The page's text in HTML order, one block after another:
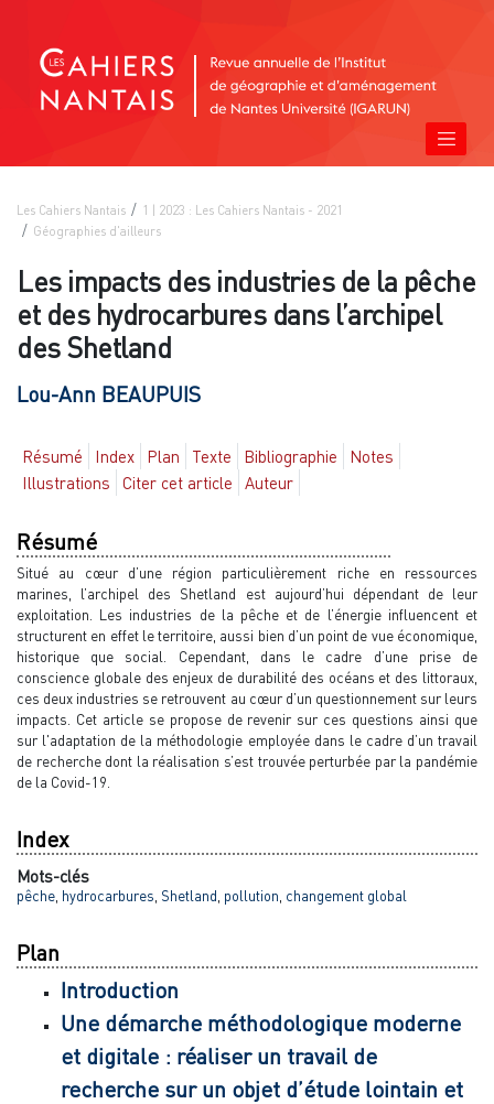
Les Cahiers Nantais
1 | 2023 : Les Cahiers Nantais - 2021
Géographies d'ailleurs
Les impacts des industries de la pêche
et des hydrocarbures dans l’archipel
des Shetland
Lou-Ann BEAUPUIS
Résumé Index Plan Texte Bibliographie
Notes
Illustrations
Citer cet article Auteur
Résumé
Situé au cœur d’une région particulièrement riche en ressources
marines, l’archipel des Shetland est aujourd’hui dépendant de leur
exploitation. Les industries de la pêche et de l’énergie influencent et
structurent en effet le territoire, aussi bien d’un point de vue économique,
historique que social. Cependant, dans le cadre d’une prise de
conscience globale des enjeux de durabilité des océans et des littoraux,
ces deux industries se retrouvent au cœur d’un questionnement sur leurs
impacts. Cet article se propose de revenir sur ces questions ainsi que
sur l'adaptation de la méthodologie employée dans le cadre d’un travail
de recherche dont la réalisation s’est trouvée perturbée par la pandémie
de la Covid-19.
Index
Mots-clés
pêche hydrocarbures Shetland pollution changement global
Plan
Introduction
Une démarche méthodologique moderne
et digitale : réaliser un travail de
recherche sur un objet d’étude lointain et